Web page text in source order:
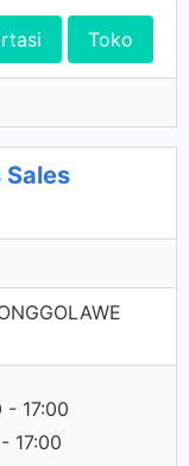
Toko
Sales
- 17:00
17:00